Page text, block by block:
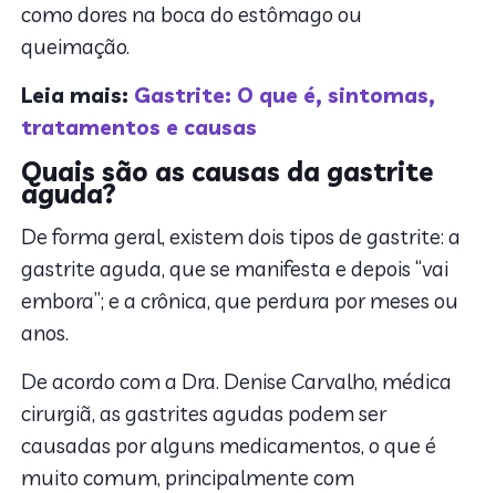
como dores na boca do estômago ou
queimação.
Leia mais: Gastrite: O que é, sintomas,
tratamentos e causas
Quais são as causas da gastrite
aguda?
De forma geral, existem dois tipos de gastrite: a
gastrite aguda, que se manifesta e depois “vai
embora”; e a crônica, que perdura por meses ou
anos.
De acordo com a Dra. Denise Carvalho, médica
cirurgiã, as gastrites agudas podem ser
causadas por alguns medicamentos, o que é
muito comum, principalmente com